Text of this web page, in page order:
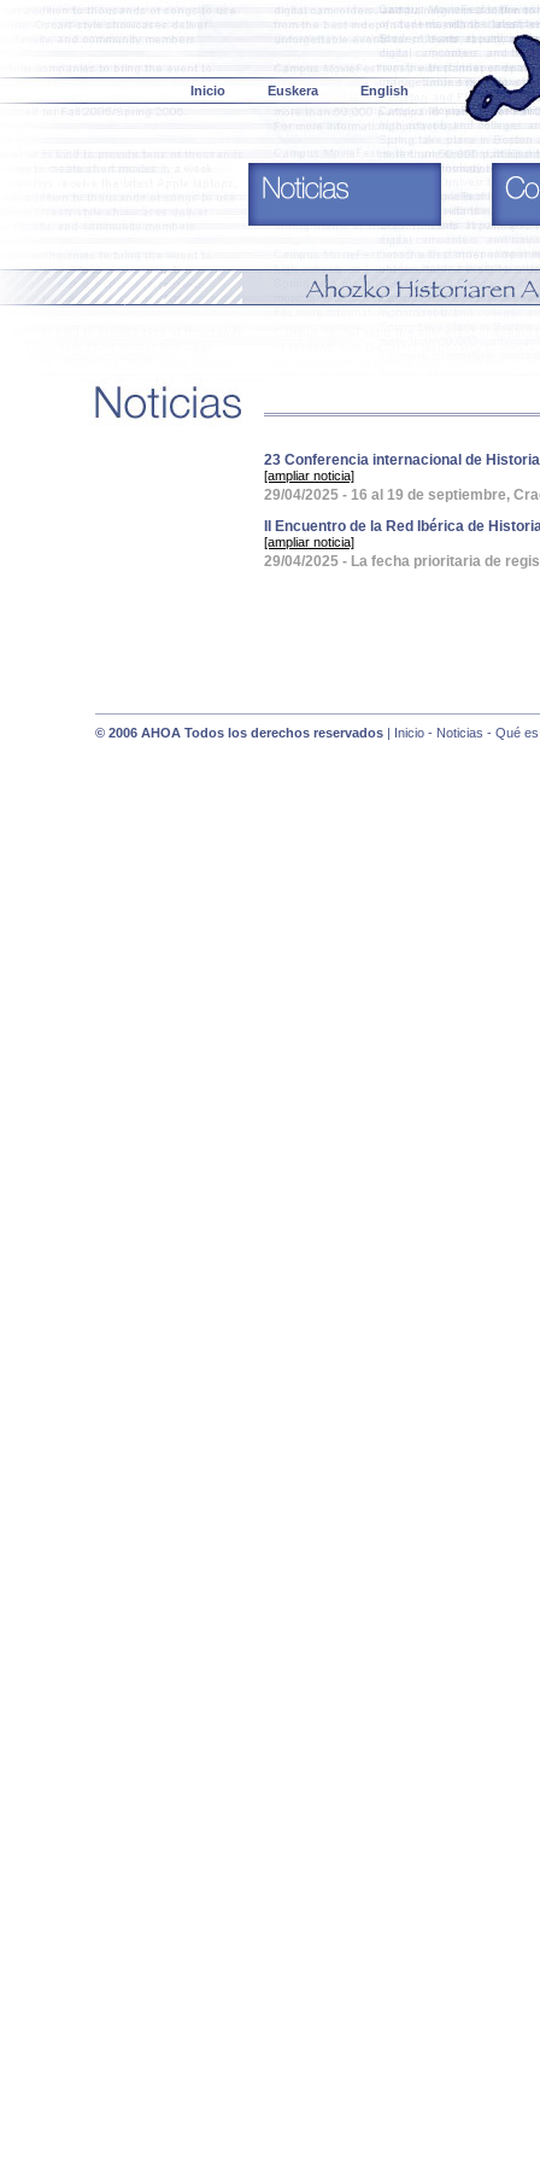
Inicio Euskera English
23 Conferencia internacional de
[ampliar noticia]
29/04/2025 - 16 al 19 de septiembre,
II Encuentro de la Red Ibérica de
[ampliar noticia]
29/04/2025 - La fecha prioritaria de
© 2006 AHOA Todos los derechos reservados | Inicio - Noticias - Qué